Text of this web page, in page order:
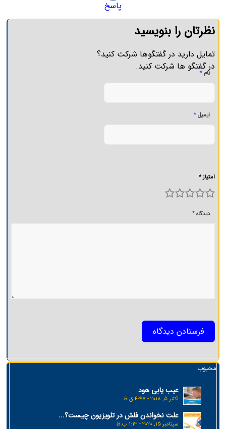
پاسخ
نظرتان را بنویسید
تمایل دارید در گفتگوها شرکت کنید؟
در گفتگو ها شرکت کنید.
نام*
ایمیل*
امتیاز *
4 3 2 1
دیدگاه*
محبوب
عیب یابی هود
اکتبر 5, 2018 - 4:47 ق.ظ
علت نخواندن فلش در تلویزیون چیست؟...
سپتامبر 15, 2020 - 1:13 ب.ظ